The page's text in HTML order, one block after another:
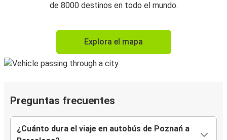
de 8000 destinos en todo el mundo.
Explora el mapa
Preguntas frecuentes
¿Cuánto dura el viaje en autobús de Poznań a